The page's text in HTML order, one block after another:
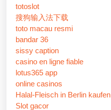
totoslot
搜狗输入法下载
toto macau resmi
bandar 36
sissy caption
casino en ligne fiable
lotus365 app
online casinos
Halal-Fleisch in Berlin kaufen
Slot gacor